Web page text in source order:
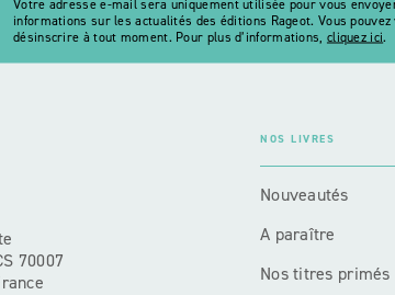
Votre adresse e-mail sera uniquement utilisée pour vous
informations sur les actualités des éditions Rageot. Vous pouvez
désinscrire à tout moment. Pour plus d’informations, cliquez ici.
70007
NOS LIVRES
Nouveautés
A paraître
Nos titres primés